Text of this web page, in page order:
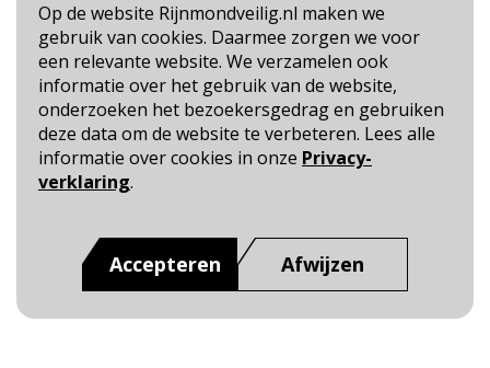
Op de website Rijnmondveilig.nl maken we
gebruik van cookies. Daarmee zorgen we voor
een relevante website. We verzamelen ook
informatie over het gebruik van de website,
onderzoeken het bezoekersgedrag en gebruiken
deze data om de website te verbeteren. Lees alle
informatie over cookies in onze Privacy-
verklaring.
Accepteren Afwijzen
Blijf op de hoogte
Cookie- en Privacybeleid
Toegankelijkheid
Rijnmond